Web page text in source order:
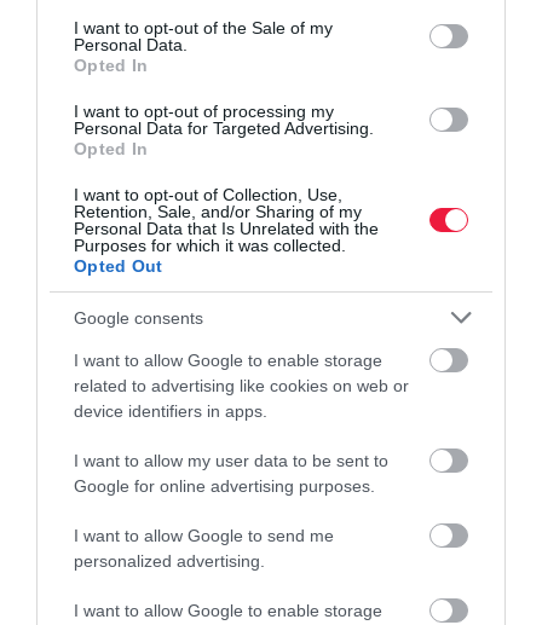
consent section.
I want to opt-out of the Sale of my
Personal Data.
Opted In
I want to opt-out of processing my
Personal Data for Targeted Advertising.
Opted In
I want to opt-out of Collection, Use,
Retention, Sale, and/or Sharing of my
Personal Data that Is Unrelated with the
Purposes for which it was collected.
Opted Out
Google consents
I want to allow Google to enable storage
related to advertising like cookies on web or
device identifiers in apps.
I want to allow my user data to be sent to
Google for online advertising purposes.
I want to allow Google to send me
personalized advertising.
I want to allow Google to enable storage
koncert